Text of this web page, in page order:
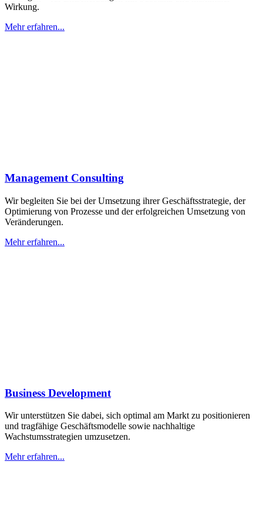
Wirkung.
Mehr erfahren...
Management Consulting
Wir begleiten Sie bei der Umsetzung ihrer Geschäftsstrategie, der
Optimierung von Prozesse und der erfolgreichen Umsetzung von
Veränderungen.
Mehr erfahren...
Business Development
Wir unterstützen Sie dabei, sich optimal am Markt zu positionieren
und tragfähige Geschäftsmodelle sowie nachhaltige
Wachstumsstrategien umzusetzen.
Mehr erfahren...